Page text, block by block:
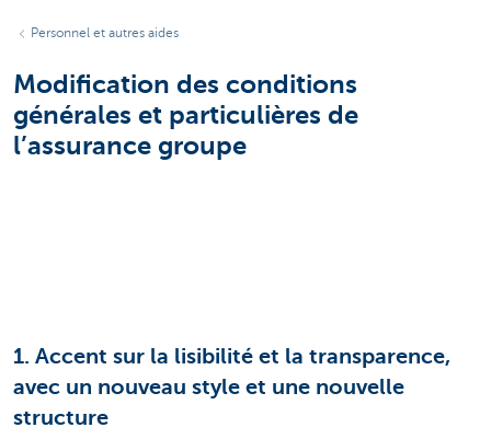
Personnel et autres aides
Modification des conditions
générales et particulières de
l’assurance groupe
1. Accent sur la lisibilité et la transparence,
avec un nouveau style et une nouvelle
structure